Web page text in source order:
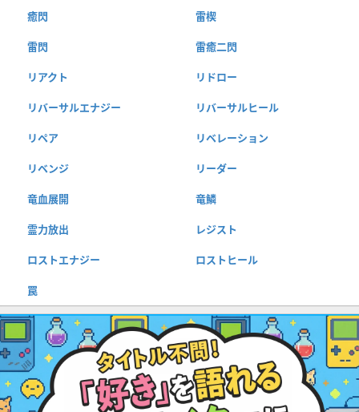
癒閃 雷楔
雷閃 雷癒二閃
リアクト リドロー
リバーサルエナジー リバーサルヒール
リペア リベレーション
リベンジ リーダー
竜血展開 竜鱗
霊力放出 レジスト
ロストエナジー ロストヒール
罠